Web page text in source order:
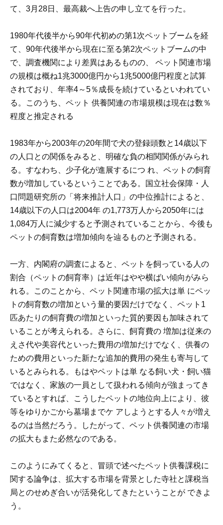
て、3月28日、最高裁へ上告の申し立てを行った。
1980年代後半から90年代初めの第1次ペットブームを経
て、90年代後半から現在に至る第2次ペットブームの中
で、調査機関により差異はあるものの、 ペット関連市場
の規模は概ね1兆3000億円から1兆5000億円程度と試算
されており、年率4～5％成長を続けているといわれてい
る。このうち、ペット 供養関連の市場規模は現在は数％
程度と推定される
1983年から2003年の20年間で犬の登録頭数と14歳以下
の人口との関係をみると、明確な負の相関関係がみられ
る。すなわち、少子化が進展するにつ れ、ペットの飼育
数が増加しているということである。国立社会保障・人
口問題研究所の「将来推計人口」の中位推計によると、
14歳以下の人口は2004年 の1,773万人から2050年には
1,084万人に減少すると予測されていることから、今後も
ペットの飼育数は増加傾向を辿るものと予測される。
一方、内閣府の調査によると、ペットを飼っている人の
割合（ペットの飼育率）は近年はやや横ばい傾向がみら
れる。このことから、ペット関連市場の拡大は単 にペッ
トの飼育数の増加という量的要因だけでなく、ペット1
匹あたりの飼育費の増加といった質的要因も加味されて
いることが考えられる。さらに、飼育費の 増加は従来の
えさ代や美容代といった費用の増加だけでなく、供養の
ための費用といった新たな追加的費用の発生も寄与して
いるとみられる。もはやペットは単 なる飼い犬・飼い猫
ではなく、家族の一員として扱われる傾向が強まってき
ているとすれば、こうしたペットの地位向上により、彼
等をゆりかごから墓場までケ アしようとする人々が増え
るのは当然だろう。したがって、ペット供養関連の市場
の拡大もまた必然なのである。
このようにみてくると、冒頭で述べたペット供養課税に
関する論争は、拡大する市場を背景とした寺社と課税当
局とのせめぎ合いが活発化してきたということが できよ
う。